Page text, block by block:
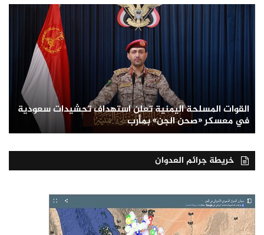
القوات المسلحة اليمنية تعلن استهداف تحشيدات سعودية
في معسكر «صحن الجن» بمأرب
خريطة جرائم العدوان